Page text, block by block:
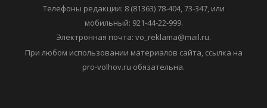
Телефоны редакции: 8 (81363) 78-404, 73-347, или
мобильный: 921-44-22-999.
Электронная почта: vo_reklama@mail.ru.
При любом использовании материалов сайта, ссылка на
pro-volhov.ru обязательна.